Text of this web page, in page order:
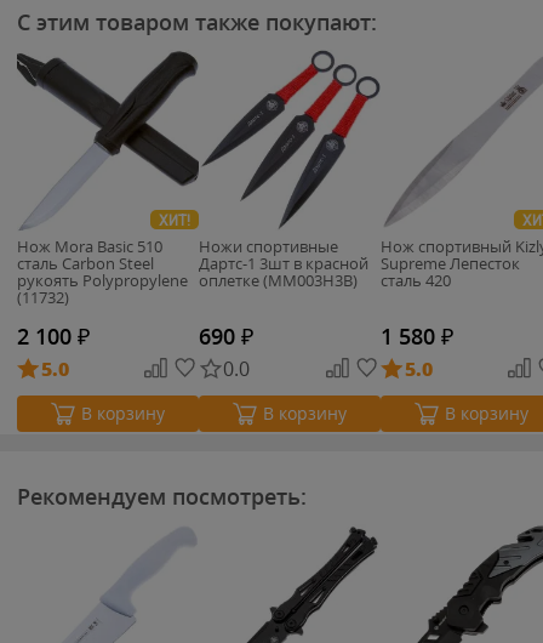
С этим товаром также покупают:
ХИТ!
Нож Mora Basic 510
сталь Carbon Steel
рукоять Polypropylene
(11732)
2 100 ₽
5.0
В корзину
Ножи спортивные
Дартс-1 3шт в красной
оплетке (MM003H3B)
690 ₽
0.0
В корзину
Нож спортивный
Supreme Лепесток
сталь 420
1 580 ₽
5.0
В корзину
Рекомендуем посмотреть: